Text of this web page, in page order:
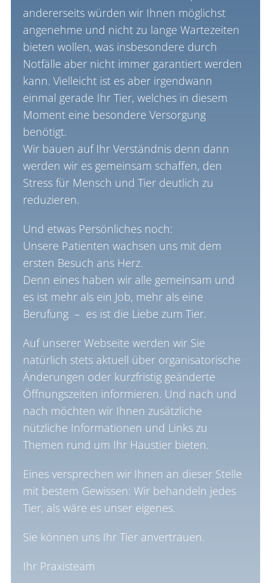
andererseits würden wir Ihnen möglichst
angenehme und nicht zu lange Wartezeiten
bieten wollen, was insbesondere durch
Notfälle aber nicht immer garantiert werden
kann. Vielleicht ist es aber irgendwann
einmal gerade Ihr Tier, welches in diesem
Moment eine besondere Versorgung
benötigt.
Wir bauen auf Ihr Verständnis denn dann
werden wir es gemeinsam schaffen, den
Stress für Mensch und Tier deutlich zu
reduzieren.
Und etwas Persönliches noch:
Unsere Patienten wachsen uns mit dem
ersten Besuch ans Herz.
Denn eines haben wir alle gemeinsam und
es ist mehr als ein Job, mehr als eine
Berufung – es ist die Liebe zum Tier.
Auf unserer Webseite werden wir Sie
natürlich stets aktuell über organisatorische
Änderungen oder kurzfristig geänderte
Öffnungszeiten informieren. Und nach und
nach möchten wir Ihnen zusätzliche
nützliche Informationen und Links zu
Themen rund um Ihr Haustier bieten.
Eines versprechen wir Ihnen an dieser Stelle
mit bestem Gewissen: Wir behandeln jedes
Tier, als wäre es unser eigenes.
Sie können uns Ihr Tier anvertrauen.
Ihr Praxisteam